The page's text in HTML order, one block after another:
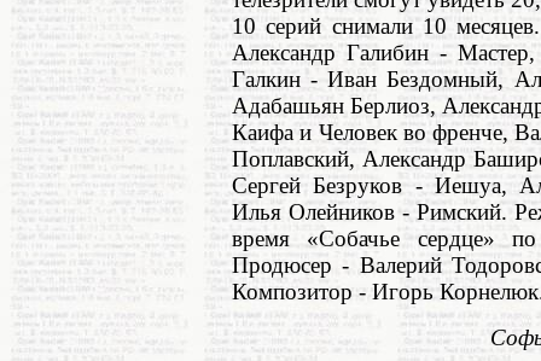
10 серий снимали 10
Александр Галибин -
Галкин - Иван Бездомный,
Адабашьян Берлиоз,
Каифа и Человек во френче,
Поплавский, Александр
Сергей Безруков - Иешуа,
Илья Олейников - Римский.
время «Собачье сердце»
Продюсер - Валерий
Композитор - Игорь